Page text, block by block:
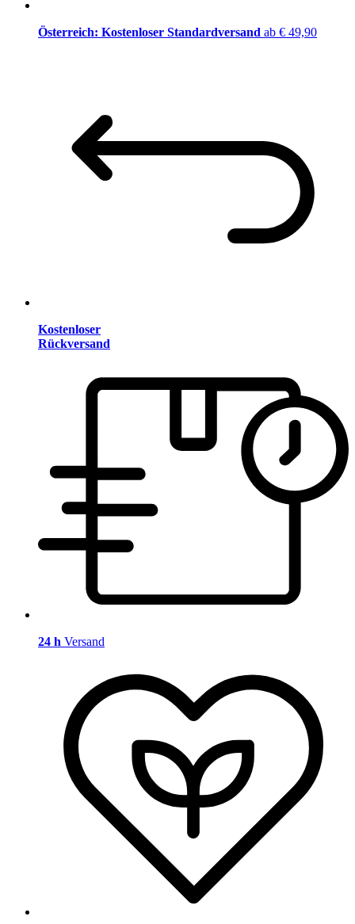
Österreich: Kostenloser Standardversand ab € 49,90
Kostenloser
Rückversand
24 h Versand